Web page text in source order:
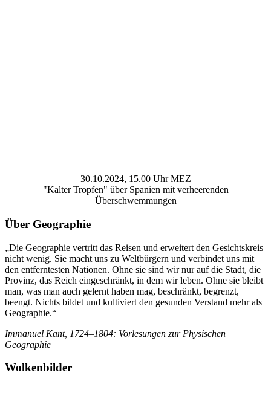
30.10.2024, 15.00 Uhr MEZ
"Kalter Tropfen" über Spanien mit verheerenden
Überschwemmungen
Über Geographie
„Die Geographie vertritt das Reisen und erweitert den Gesichtskreis
nicht wenig. Sie macht uns zu Weltbürgern und verbindet uns mit
den entferntesten Nationen. Ohne sie sind wir nur auf die Stadt, die
Provinz, das Reich eingeschränkt, in dem wir leben. Ohne sie bleibt
man, was man auch gelernt haben mag, beschränkt, begrenzt,
beengt. Nichts bildet und kultiviert den gesunden Verstand mehr als
Geographie.“
Immanuel Kant, 1724–1804: Vorlesungen zur Physischen
Geographie
Wolkenbilder